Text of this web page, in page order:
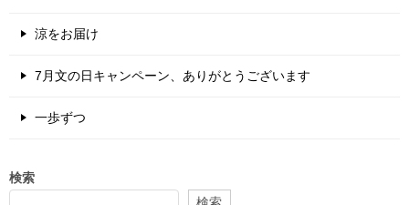
涼をお届け
7月文の日キャンペーン、ありがとうございます
一歩ずつ
検索